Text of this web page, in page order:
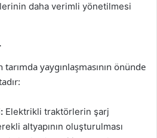
daha verimli yönetilmesi
yaygınlaşmasının önünde
Elektrikli traktörlerin şarj
altyapının oluşturulması